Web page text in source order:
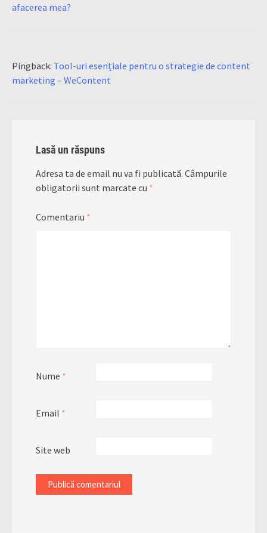
afacerea mea?
Pingback: Tool-uri esențiale pentru o strategie de content
marketing – WeContent
Lasă un răspuns
Adresa ta de email nu va fi publicată. Câmpurile
obligatorii sunt marcate cu *
Comentariu *
Nume *
Email *
Site web